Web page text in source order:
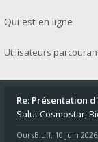
Qui est en ligne
Utilisateurs
Re: Présentation
OursBluff, 10 juin